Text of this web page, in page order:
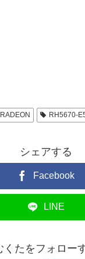
RADEON RH5670-
シェアする
Facebook
LINE
くたをフォロー